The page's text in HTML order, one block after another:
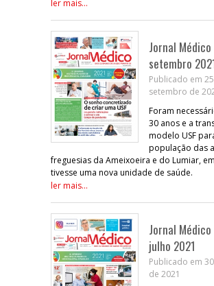
ler mais...
Jornal
setembro
Publicado em
setembro de
Foram
30 anos e a
modelo USF
população das
freguesias da Ameixoeira e do Lumiar,
tivesse uma nova unidade de saúde.
ler mais...
Jornal
julho 2021
Publicado em
de 2021